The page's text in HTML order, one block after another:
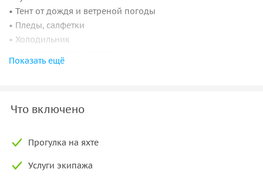
• Тент от дождя и ветреной погоды
• Пледы, салфетки
• Холодильник
• Ведёрко для шампанского
Показать ещё
Что включено
Прогулка на яхте
Услуги экипажа